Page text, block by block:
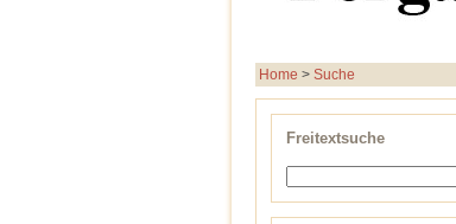
Home > Suche
Freitextsuche